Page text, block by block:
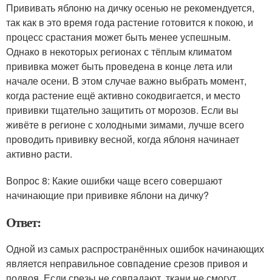
Прививать яблоню на дичку осенью не рекомендуется,
так как в это время года растение готовится к покою, и
процесс срастания может быть менее успешным.
Однако в некоторых регионах с тёплым климатом
прививка может быть проведена в конце лета или
начале осени. В этом случае важно выбрать момент,
когда растение ещё активно сокодвигается, и место
прививки тщательно защитить от морозов. Если вы
живёте в регионе с холодными зимами, лучше всего
проводить прививку весной, когда яблоня начинает
активно расти.
Вопрос 8: Какие ошибки чаще всего совершают
начинающие при прививке яблони на дичку?
Ответ:
Одной из самых распространённых ошибок начинающих
является неправильное совпадение срезов привоя и